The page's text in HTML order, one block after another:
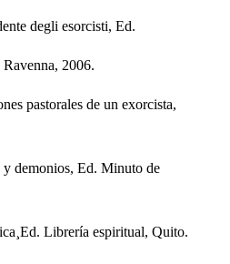
degli esorcisti, Ed.
2006.
pastorales de un exorcista,
demonios, Ed. Minuto de
Librería espiritual, Quito.